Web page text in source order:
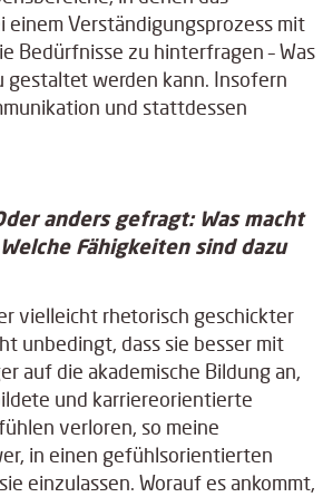
einem Verständigungsprozess mit
Bedürfnisse zu hinterfragen – Was
gestaltet werden kann. Insofern
und stattdessen
anders gefragt: Was macht
Fähigkeiten sind dazu
vielleicht rhetorisch geschickter
unbedingt, dass sie besser mit
auf die akademische Bildung an,
und karriereorientierte
verloren, so meine
in einen gefühlsorientierten
einzulassen. Worauf es ankommt,